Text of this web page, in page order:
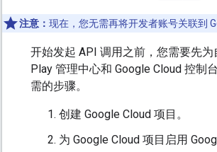
注意： 现在，您无需再将开发者账号关联到
开始发起 API 调用之前，您需要先
Play 管理中心和 Google Cloud 控制
需的步骤。
创建 Google Cloud 项目。
为 Google Cloud 项目启用